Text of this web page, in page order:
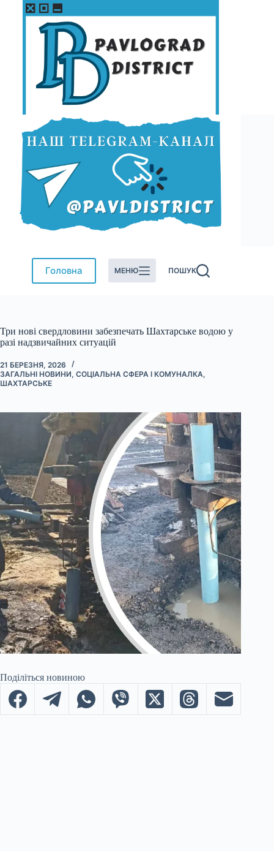
Перейти
Головна МЕНЮ ПОШУК
Три нові свердловини забезпечать Шахтарське водою у
разі надзвичайних ситуацій
21 БЕРЕЗНЯ, 2026
ЗАГАЛЬНІ НОВИНИ, СОЦІАЛЬНА СФЕРА І КОМУНАЛКА,
ШАХТАРСЬКЕ
Поділіться новиною